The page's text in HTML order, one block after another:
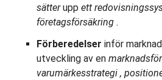
sätterupp ett
företagsförsäkring .
Förberedelser inför
utveckling av en
varumärkesstrategi ,